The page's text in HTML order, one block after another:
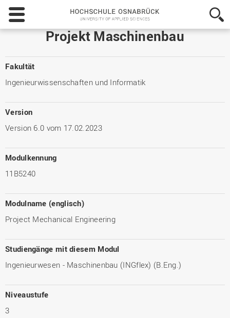
Hochschule
Osnabrück
-
University
Projekt Maschinenbau
Fakultät
Ingenieurwissenschaften und Informatik
Version
Version 6.0 vom 17.02.2023
Modulkennung
11B5240
Modulname (englisch)
Project Mechanical Engineering
Studiengänge mit diesem Modul
Ingenieurwesen - Maschinenbau (INGflex) (B.Eng.)
Niveaustufe
3